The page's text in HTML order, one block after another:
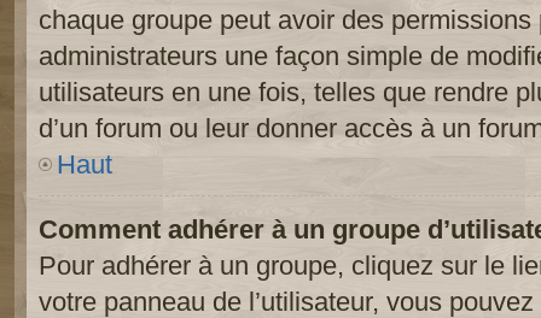
chaque groupe peut avoir des
administrateurs une façon simple de
utilisateurs en une fois, telles que rendre
d’un forum ou leur donner accès à un
Haut
Comment adhérer à un groupe
Pour adhérer à un groupe, cliquez sur le
votre panneau de l’utilisateur, vous